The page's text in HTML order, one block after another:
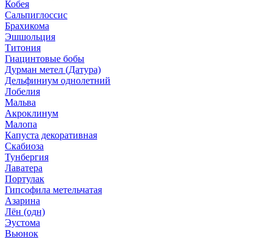
Кобея
Сальпиглоссис
Брахикома
Эшшольция
Титония
Гиацинтовые бобы
Дурман метел (Датура)
Дельфиниум однолетний
Лобелия
Мальва
Акроклинум
Малопа
Капуста декоративная
Скабиоза
Тунбергия
Лаватера
Портулак
Гипсофила метельчатая
Азарина
Лён (одн)
Эустома
Вьюнок